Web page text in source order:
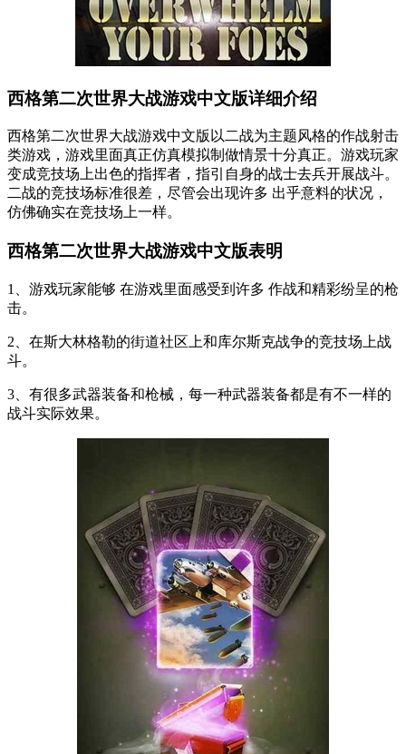
西格第二次世界大战游戏中文版详细介绍
西格第二次世界大战游戏中文版以二战为主题风格的作战射击
类游戏，游戏里面真正仿真模拟制做情景十分真正。游戏玩家
变成竞技场上出色的指挥者，指引自身的战士去兵开展战斗。
二战的竞技场标准很差，尽管会出现许多 出乎意料的状况，
仿佛确实在竞技场上一样。
西格第二次世界大战游戏中文版表明
1、游戏玩家能够 在游戏里面感受到许多 作战和精彩纷呈的枪
击。
2、在斯大林格勒的街道社区上和库尔斯克战争的竞技场上战
斗。
3、有很多武器装备和枪械，每一种武器装备都是有不一样的
战斗实际效果。